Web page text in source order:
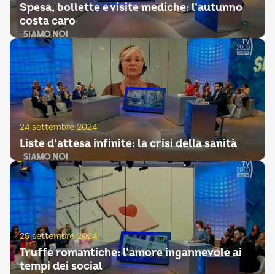
Spesa, bollette e visite mediche: l’autunno
costa caro
24 settembre 2024
Liste d’attesa infinite: la crisi della sanità
25 settembre 2024
Truffe romantiche: l’amore ingannevole ai
tempi dei social